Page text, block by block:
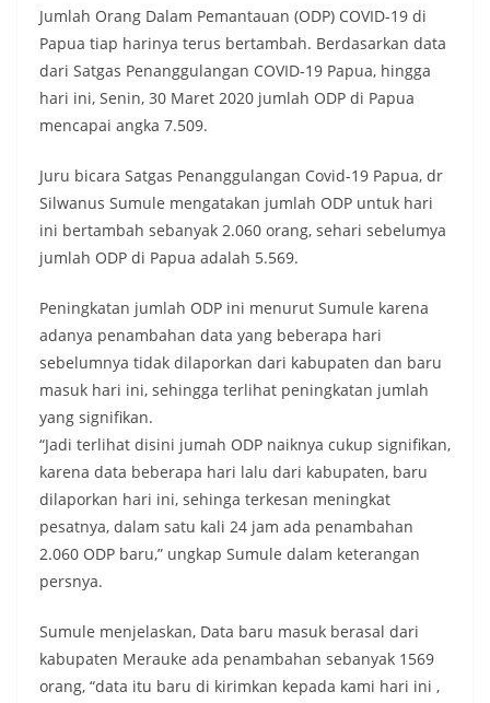
Jumlah Orang Dalam Pemantauan (ODP) COVID-19 di
Papua tiap harinya terus bertambah. Berdasarkan data
dari Satgas Penanggulangan COVID-19 Papua, hingga
hari ini, Senin, 30 Maret 2020 jumlah ODP di Papua
mencapai angka 7.509.
Juru bicara Satgas Penanggulangan Covid-19 Papua, dr
Silwanus Sumule mengatakan jumlah ODP untuk hari
ini bertambah sebanyak 2.060 orang, sehari sebelumya
jumlah ODP di Papua adalah 5.569.
Peningkatan jumlah ODP ini menurut Sumule karena
adanya penambahan data yang beberapa hari
sebelumnya tidak dilaporkan dari kabupaten dan baru
masuk hari ini, sehingga terlihat peningkatan jumlah
yang signifikan.
“Jadi terlihat disini jumah ODP naiknya cukup signifikan,
karena data beberapa hari lalu dari kabupaten, baru
dilaporkan hari ini, sehinga terkesan meningkat
pesatnya, dalam satu kali 24 jam ada penambahan
2.060 ODP baru,” ungkap Sumule dalam keterangan
persnya.
Sumule menjelaskan, Data baru masuk berasal dari
kabupaten Merauke ada penambahan sebanyak 1569
orang, “data itu baru di kirimkan kepada kami hari ini ,